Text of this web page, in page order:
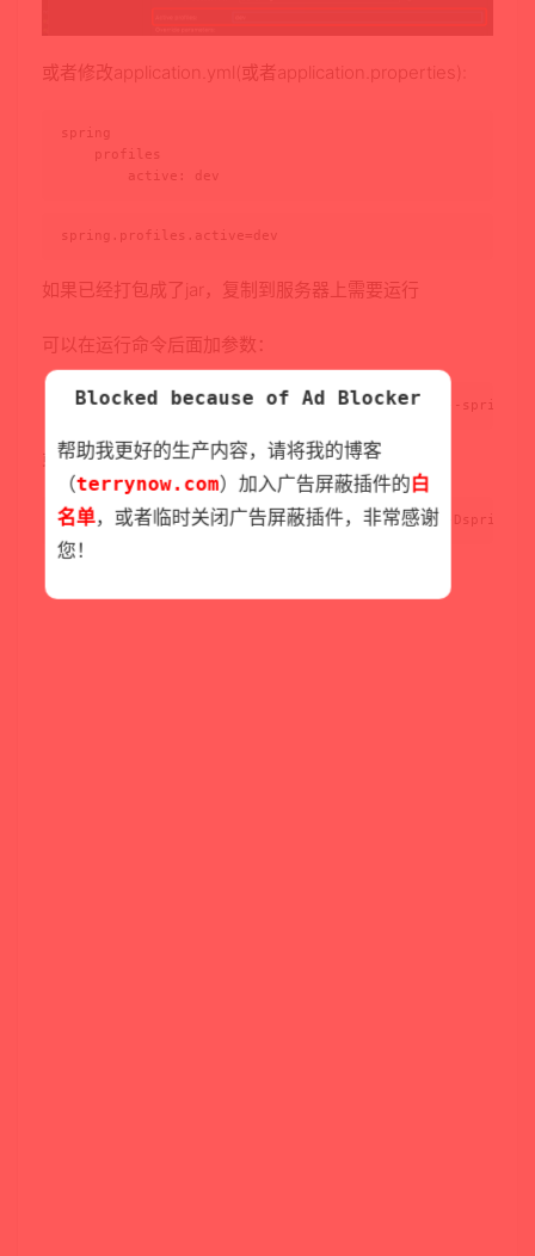
或者修改application.yml(或者application.properties):
spring
    profiles
        active: dev
spring.profiles.active=dev
如果已经打包成了jar，复制到服务器上需要运行
可以在运行命令后面加参数：
java -jar spring-boot-demo-0.0.1-SNAPSHOT.jar --
或者加虚拟机的参数：
java -jar spring-boot-demo-0.0.1-SNAPSHOT.jar -
Blocked because of Ad Blocker
帮助我更好的生产内容，请将我的博客
（terrynow.com）加入广告屏蔽插件的白
名单，或者临时关闭广告屏蔽插件，非常感谢
您！